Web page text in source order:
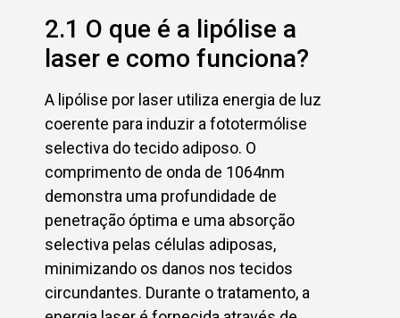
2.1 O que é a lipólise a
laser e como funciona?
A lipólise por laser utiliza energia de luz
coerente para induzir a fototermólise
selectiva do tecido adiposo. O
comprimento de onda de 1064nm
demonstra uma profundidade de
penetração óptima e uma absorção
selectiva pelas células adiposas,
minimizando os danos nos tecidos
circundantes. Durante o tratamento, a